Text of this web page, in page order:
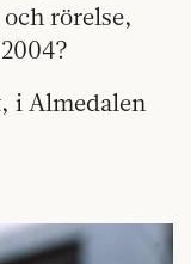
rörelse,
i Almedalen